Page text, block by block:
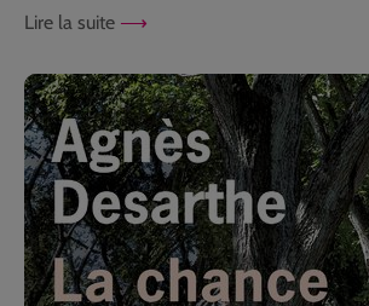
Lire la suite